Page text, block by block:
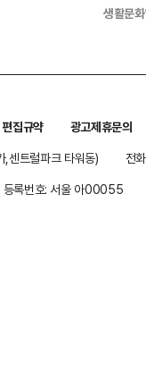
생활문
편집규약
광고제휴문의
센트럴파크 타워동)
전
등록번호: 서울 아00055